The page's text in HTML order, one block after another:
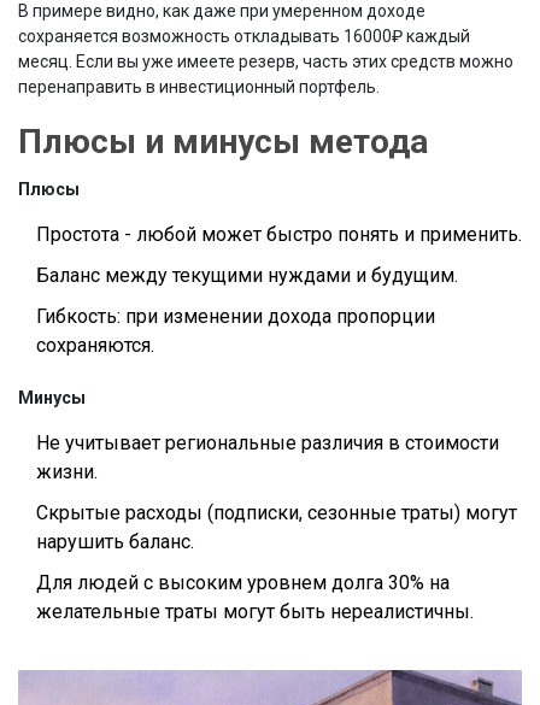
В примере видно, как даже при умеренном доходе
сохраняется возможность откладывать 16000₽ каждый
месяц. Если вы уже имеете резерв, часть этих средств можно
перенаправить в инвестиционный портфель.
Плюсы и минусы метода
Плюсы
Простота - любой может быстро понять и применить.
Баланс между текущими нуждами и будущим.
Гибкость: при изменении дохода пропорции
сохраняются.
Минусы
Не учитывает региональные различия в стоимости
жизни.
Скрытые расходы (подписки, сезонные траты) могут
нарушить баланс.
Для людей с высоким уровнем долга 30% на
желательные траты могут быть нереалистичны.